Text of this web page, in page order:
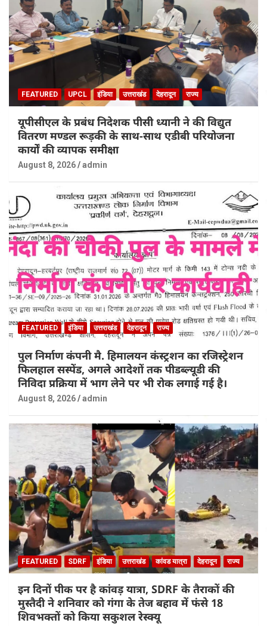
FEATURED UPCL इंडिया उत्तराखंड देहरादून राज्य
यूपीसीएल के प्रबंध निदेशक पीसी ध्यानी ने की विद्युत
वितरण मण्डल रूड़की के साथ-साथ एडीबी परियोजना
कार्यों की व्यापक समीक्षा
August 8, 2026 admin
FEATURED इंडिया उत्तराखंड देहरादून राज्य
पुल निर्माण कंपनी मै. हिमालयन कंस्ट्रशन का रजिस्ट्रेशन
फिलहाल सस्पेंड, अगले आदेशों तक पीडब्ल्यूडी की
निविदा प्रक्रिया में भाग लेने पर भी रोक लगाई गई है।
August 8, 2026 admin
FEATURED SDRF इंडिया उत्तराखंड कांवड यात्रा देहरादून राज्य
इन दिनों पीक पर है कांवड़ यात्रा, SDRF के तैराकों की
मुस्तैदी ने शनिवार को गंगा के तेज बहाव में फंसे 18
शिवभक्तों को किया सकुशल रेस्क्यू